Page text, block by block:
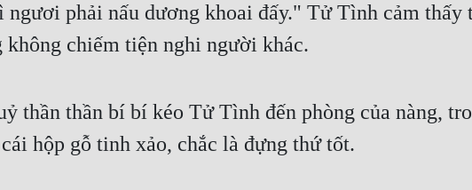
ngươi phải nấu dương khoai đấy." Tử Tình cảm
không chiếm tiện nghi người khác.
thần thần bí bí kéo Tử Tình đến phòng của nàng,
hộp gỗ tinh xảo, chắc là đựng thứ tốt.